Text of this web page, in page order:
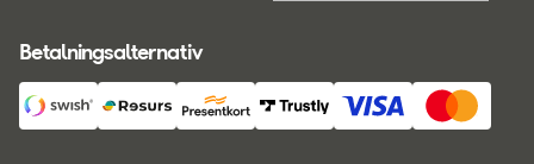
Betalningsalternativ